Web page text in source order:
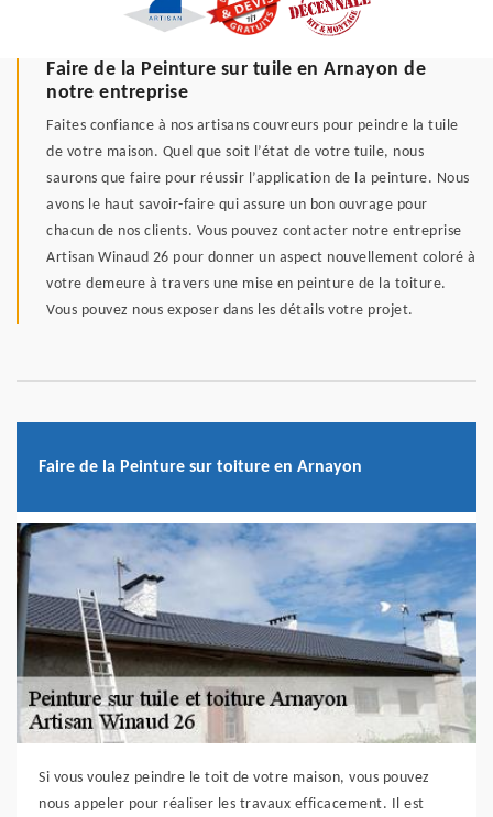
Faire de la Peinture sur tuile en Arnayon de
notre entreprise
Faites confiance à nos artisans couvreurs pour peindre la tuile
de votre maison. Quel que soit l’état de votre tuile, nous
saurons que faire pour réussir l’application de la peinture. Nous
avons le haut savoir-faire qui assure un bon ouvrage pour
chacun de nos clients. Vous pouvez contacter notre entreprise
Artisan Winaud 26 pour donner un aspect nouvellement coloré à
votre demeure à travers une mise en peinture de la toiture.
Vous pouvez nous exposer dans les détails votre projet.
Faire de la Peinture sur toiture en Arnayon
Si vous voulez peindre le toit de votre maison, vous pouvez
nous appeler pour réaliser les travaux efficacement. Il est